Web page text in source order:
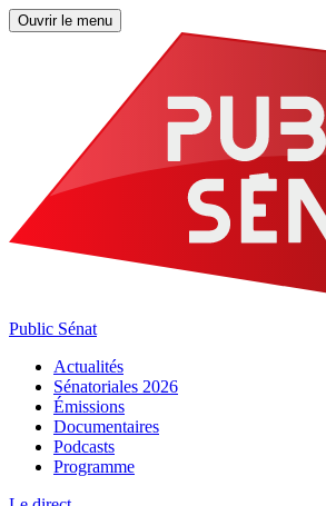
Ouvrir le menu
Public Sénat
Actualités
Sénatoriales 2026
Émissions
Documentaires
Podcasts
Programme